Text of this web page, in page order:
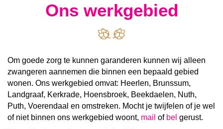
Ons werkgebied
Om goede zorg te kunnen garanderen kunnen wij alleen
zwangeren aannemen die binnen een bepaald gebied
wonen. Ons werkgebied omvat: Heerlen, Brunssum,
Landgraaf, Kerkrade, Hoensbroek, Beekdaelen, Nuth,
Puth, Voerendaal en omstreken. Mocht je twijfelen of je wel
of niet binnen ons werkgebied woont, mail of bel gerust.